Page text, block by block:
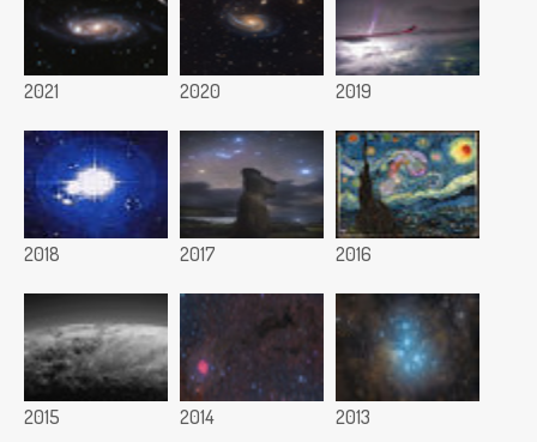
2021 2020 2019
2018 2017 2016
2015 2014 2013